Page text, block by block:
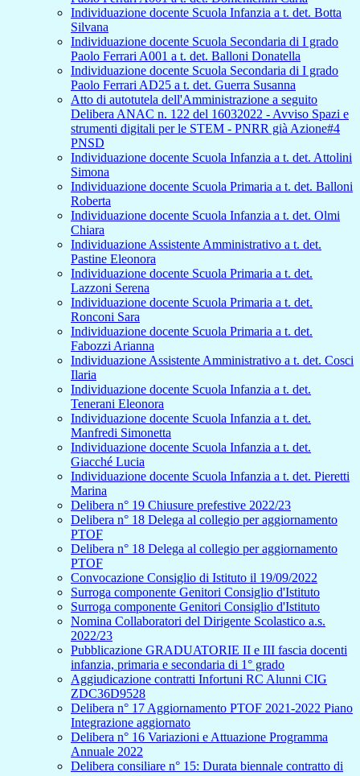
Individuazione docente Scuola Infanzia a t. det. Botta
Silvana
Individuazione docente Scuola Secondaria di I grado
Paolo Ferrari A001 a t. det. Balloni Donatella
Individuazione docente Scuola Secondaria di I grado
Paolo Ferrari AD25 a t. det. Guerra Susanna
Atto di autotutela dell'Amministrazione a seguito
Delibera ANAC n. 122 del 16032022 - Avviso Spazi e
strumenti digitali per le STEM - PNRR già Azione#4
PNSD
Individuazione docente Scuola Infanzia a t. det. Attolini
Simona
Individuazione docente Scuola Primaria a t. det. Balloni
Roberta
Individuazione docente Scuola Infanzia a t. det. Olmi
Chiara
Individuazione Assistente Amministrativo a t. det.
Pastine Eleonora
Individuazione docente Scuola Primaria a t. det.
Lazzoni Serena
Individuazione docente Scuola Primaria a t. det.
Ronconi Sara
Individuazione docente Scuola Primaria a t. det.
Fabozzi Arianna
Individuazione Assistente Amministrativo a t. det. Cosci
Ilaria
Individuazione docente Scuola Infanzia a t. det.
Tenerani Eleonora
Individuazione docente Scuola Infanzia a t. det.
Manfredi Simonetta
Individuazione docente Scuola Infanzia a t. det.
Giacché Lucia
Individuazione docente Scuola Infanzia a t. det. Pieretti
Marina
Delibera n° 19 Chiusure prefestive 2022/23
Delibera n° 18 Delega al collegio per aggiornamento
PTOF
Delibera n° 18 Delega al collegio per aggiornamento
PTOF
Convocazione Consiglio di Istituto il 19/09/2022
Surroga componente Genitori Consiglio d'Istituto
Surroga componente Genitori Consiglio d'Istituto
Nomina Collaboratori del Dirigente Scolastico a.s.
2022/23
Pubblicazione GRADUATORIE II e III fascia docenti
infanzia, primaria e secondaria di 1° grado
Aggiudicazione contratti Infortuni RC Alunni CIG
ZDC36D9528
Delibera n° 17 Aggiornamento PTOF 2021-2022 Piano
Integrazione aggiornato
Delibera n° 16 Variazioni e Attuazione Programma
Annuale 2022
Delibera consiliare n° 15: Durata biennale contratto di